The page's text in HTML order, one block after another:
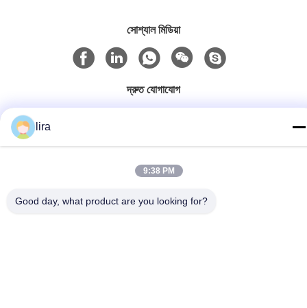
সোশ্যাল মিডিয়া
দ্রুত যোগাযোগ
ঠিকানা
lira
9:38 PM
Good day, what product are you looking for?